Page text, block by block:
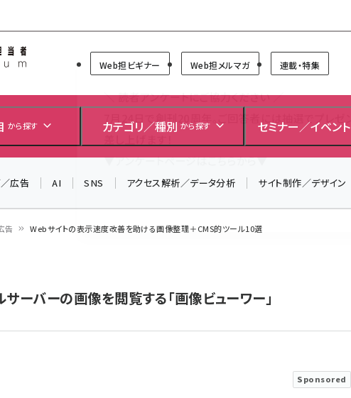
Web担当者Forum
Web担ビギナー Web担メルマガ 連載・特集
から探す カテゴリ／種別 から探す セミナー／イベント
広告 AI SNS アクセス解析／データ分析 サイト制作／デザイン
告 Webサイトの表示速度改善を助ける画像整理＋CMS的ツール10選
ーバーの画像を閲覧する「画像ビューワー」
Sponsored
＼ 読者アンケートにご協力ください ／
▼アンケートページはこちらから▼